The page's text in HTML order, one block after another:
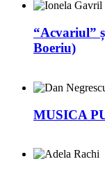
“Acvariul”
Boeriu)
MUSICA